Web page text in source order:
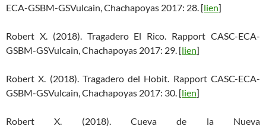
ECA-GSBM-GSVulcain, Chachapoyas 2017: 28. [lien]
Robert X. (2018). Tragadero El Rico. Rapport CASC-ECA-
GSBM-GSVulcain, Chachapoyas 2017: 29. [lien]
Robert X. (2018). Tragadero del Hobit. Rapport CASC-ECA-
GSBM-GSVulcain, Chachapoyas 2017: 30. [lien]
Robert X. (2018). Cueva de la Nueva